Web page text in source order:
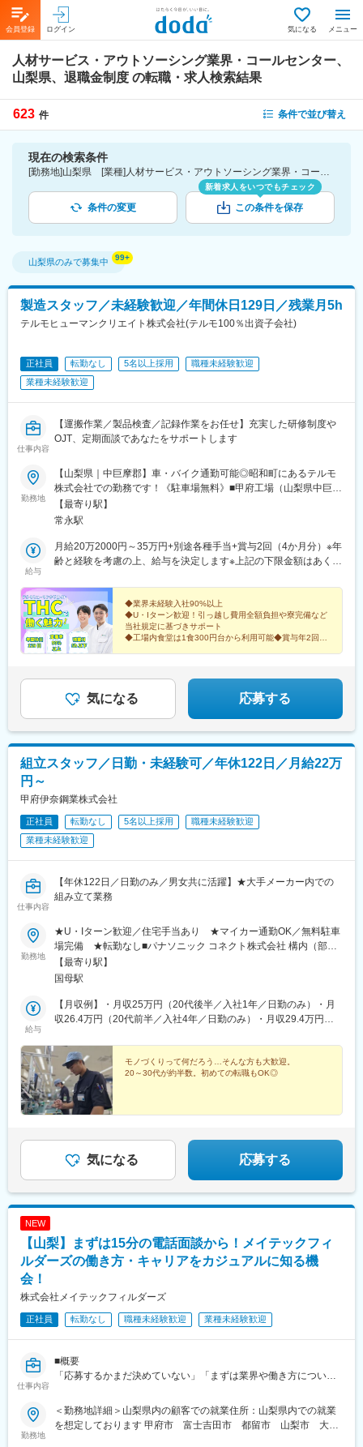
会員登録 ログイン 気になる メニュー
人材サービス・アウトソーシング業界・コールセンター、
山梨県、退職金制度 の転職・求人検索結果
623 件 条件で並び替え
現在の検索条件
[勤務地]山梨県 [業種]人材サービス・アウトソーシング業界・コールセンター [詳細条件](待遇・福利厚生)退職金制度
条件の変更
新着求人をいつでもチェック
この条件を保存
山梨県のみで募集中
製造スタッフ／未経験歓迎／年間休日129日／残業月5h
テルモヒューマンクリエイト株式会社(テルモ100％出資子会社)
正社員 転勤なし 5名以上採用
職種未経験歓迎
業種未経験歓迎
仕事内容
【運搬作業／製品検査／記録作業をお任せ】充実した研修制度や
OJT、定期面談であなたをサポートします
勤務地
【山梨県｜中巨摩郡】車・バイク通勤可能◎昭和町にあるテルモ
株式会社での勤務です！《駐車場無料》■甲府工場（山梨県中巨摩
郡昭和町築地新居 1727-1）※常用型派遣【交通アクセス】「常永
駅」より車で9分「甲府駅」より車で30分「中央道自動車道甲府
大歓迎★当社規定内でお部屋探し・引っ越しサポートがありま
す。・引っ越し費用の全額負担・引っ越しに伴う交通費の全額補
月1万円）◎U・Iターン支援あり
【最寄り駅】
常永駅
給与
月給20万2000円～35万円+別途各種手当+賞与2回（4か月分）※年
齢と経験を考慮の上、給与を決定します※上記の下限金額はあくま
で、支出を抑えることが可能です。また、社員食堂（1食300円台
～）などの福利厚生もご用意しております。
◆業界未経験入社90%以上
◆U・Iターン歓迎！引っ越し費用全額負担や寮完備など
当社規定に基づきサポート
◆工場内食堂は1食300円台から利用可能◆賞与年2回
気になる 応募する
組立スタッフ／日勤・未経験可／年休122日／月給22万
円～
甲府伊奈鋼業株式会社
正社員 転勤なし 5名以上採用
職種未経験歓迎
業種未経験歓迎
仕事内容
【年休122日／日勤のみ／男女共に活躍】★大手メーカー内での
組み立て業務
勤務地
★U・Iターン歓迎／住宅手当あり ★マイカー通勤OK／無料駐車
場完備 ★転勤なし■パナソニック コネクト株式会社 構内（部品
加工・組み立て）山梨県中巨摩郡昭和町紙漉阿原1375＜アクセス
＞JR身延線「国母駅」より徒歩10分※受動喫煙対策：敷地内喫煙
【最寄り駅】
国母駅
給与
【月収例】・月収25万円（20代後半／入社1年／日勤のみ）・月
収26.4万円（20代前半／入社4年／日勤のみ）・月収29.4万円
考慮の上、決定いたします！月給22万5000円～30万3000円+各種
手当＋賞与年2回モノづくりって何だろう…そんな方も大歓迎。
20～30代が約半数。初めての転職もOK◎
気になる 応募する
NEW
【山梨】まずは15分の電話面談から！メイテックフィ
ルダーズの働き方・キャリアをカジュアルに知る機
会！
株式会社メイテックフィルダーズ
正社員 転勤なし 職種未経験歓迎 業種未経験歓迎
仕事内容
■概要
「応募するかまだ決めていない」「まずは業界や働き方について
談です。
ご参加にあたって応募意思や書類提出は不要です。選考も実施い
たしませんので、まずは情報収集の場としてお気軽にご参加くだ
勤務地
＜勤務地詳細＞山梨県内の顧客での就業住所：山梨県内での就業
を想定しております 甲府市 富士吉田市 都留市 山梨市 大月